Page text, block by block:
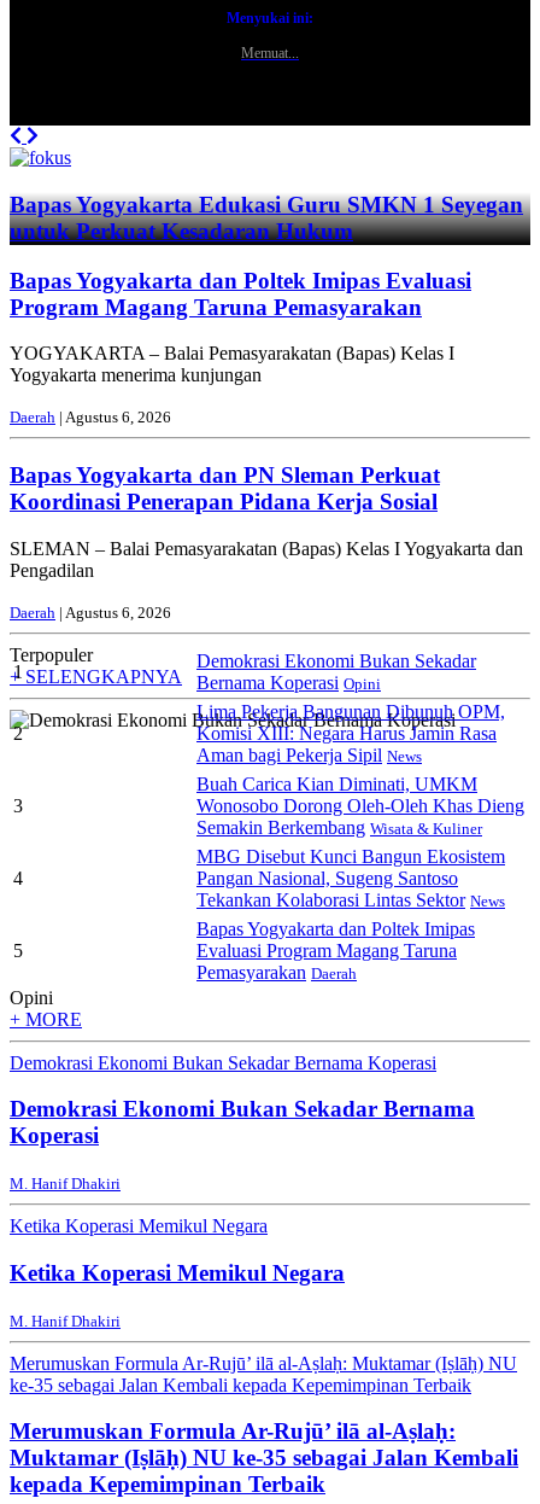
Menyukai ini:
Memuat...
Previous
Bapas Yogyakarta Edukasi Guru SMKN 1 Seyegan
untuk Perkuat Kesadaran Hukum
Bapas Yogyakarta dan Poltek Imipas Evaluasi
Program Magang Taruna Pemasyarakan
YOGYAKARTA – Balai Pemasyarakatan (Bapas) Kelas I
Yogyakarta menerima kunjungan
Daerah | Agustus 6, 2026
Bapas Yogyakarta dan PN Sleman Perkuat
Koordinasi Penerapan Pidana Kerja Sosial
SLEMAN – Balai Pemasyarakatan (Bapas) Kelas I Yogyakarta dan
Pengadilan
Daerah | Agustus 6, 2026
Terpopuler
+ SELENGKAPNYA
1
Demokrasi Ekonomi Bukan Sekadar
Bernama Koperasi Opini
2
Lima Pekerja Bangunan Dibunuh OPM,
Komisi XIII: Negara Harus Jamin Rasa
Aman bagi Pekerja Sipil News
3
Buah Carica Kian Diminati, UMKM
Wonosobo Dorong Oleh-Oleh Khas Dieng
Semakin Berkembang Wisata & Kuliner
4
MBG Disebut Kunci Bangun Ekosistem
Pangan Nasional, Sugeng Santoso
Tekankan Kolaborasi Lintas Sektor News
5
Bapas Yogyakarta dan Poltek Imipas
Evaluasi Program Magang Taruna
Pemasyarakan Daerah
Opini
+ MORE
Demokrasi Ekonomi Bukan Sekadar Bernama Koperasi
Demokrasi Ekonomi Bukan Sekadar Bernama
Koperasi
M. Hanif Dhakiri
Ketika Koperasi Memikul Negara
Ketika Koperasi Memikul Negara
M. Hanif Dhakiri
Merumuskan Formula Ar-Rujū’ ilā al-Aṣlaḥ: Muktamar (Iṣlāḥ) NU
ke-35 sebagai Jalan Kembali kepada Kepemimpinan Terbaik
Merumuskan Formula Ar-Rujū’ ilā al-Aṣlaḥ:
Muktamar (Iṣlāḥ) NU ke-35 sebagai Jalan Kembali
kepada Kepemimpinan Terbaik